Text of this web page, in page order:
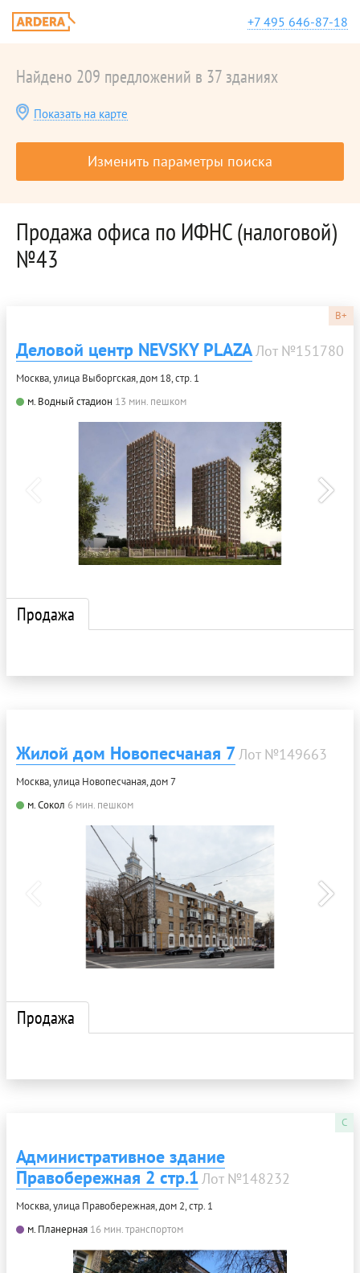
+7 495 646-87-18
Найдено 209 предложений в 37 зданиях
Показать на карте
Изменить параметры поиска
Продажа офиса по ИФНС (налоговой)
№43
B+
Деловой центр NEVSKY PLAZAЛот №151780
Москва, улица Выборгская, дом 18, стр. 1
м. Водный стадион 13 мин. пешком
Продажа
Жилой дом Новопесчаная 7Лот №149663
Москва, улица Новопесчаная, дом 7
м. Сокол 6 мин. пешком
Продажа
C
Административное здание
Правобережная 2 стр.1 Лот №148232
Москва, улица Правобережная, дом 2, стр. 1
м. Планерная 16 мин. транспортом